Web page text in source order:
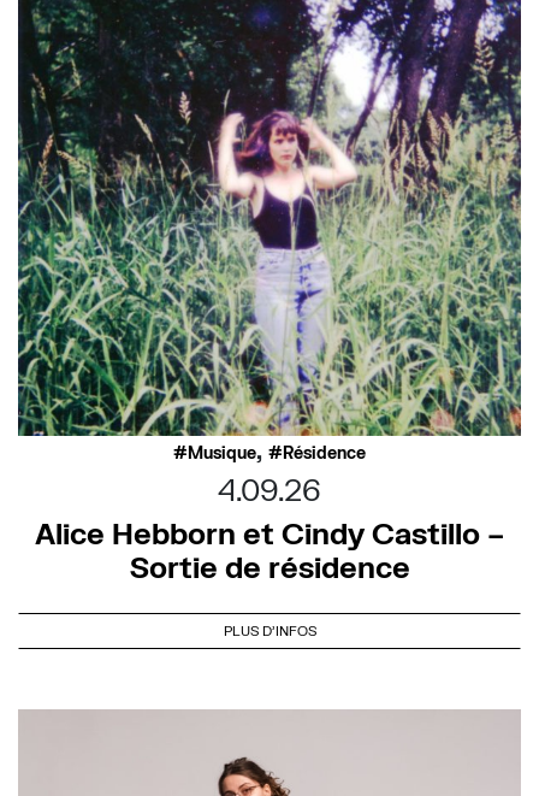
Musique, Résidence
4.09.26
Alice Hebborn et Cindy Castillo –
Sortie de résidence
PLUS D'INFOS